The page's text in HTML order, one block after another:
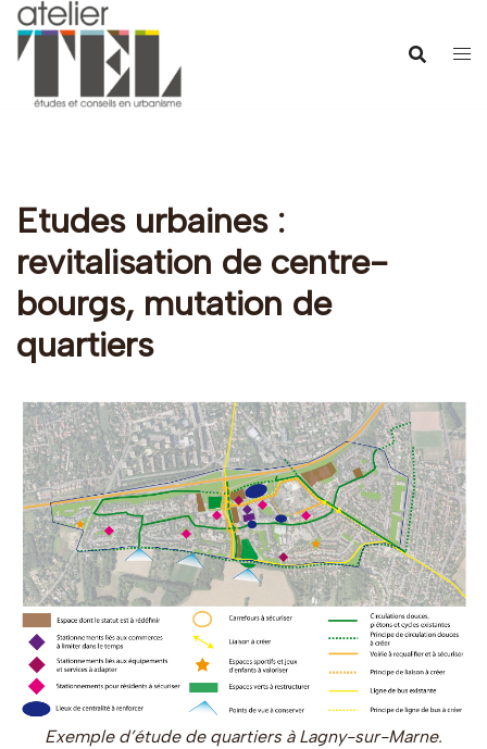
Aller
Etudes urbaines :
revitalisation de centre-
bourgs, mutation de
quartiers
Exemple d’étude de quartiers à Lagny-sur-Marne.